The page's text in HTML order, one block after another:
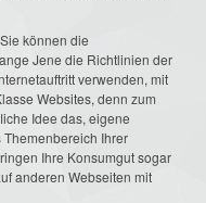
können die
Jene die Richtlinien der
verwenden, mit
Websites, denn zum
Idee das, eigene
Ihrer
Ihre Konsumgut sogar
anderen Webseiten mit